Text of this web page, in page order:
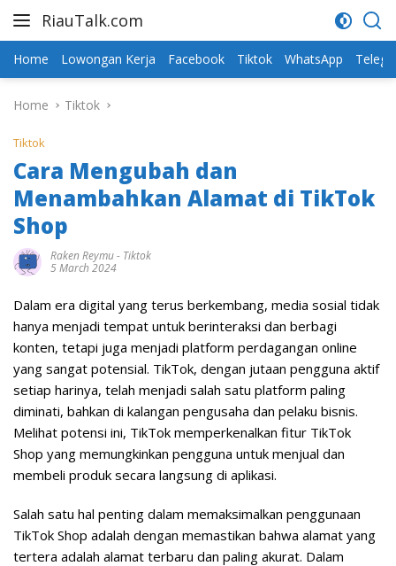
RiauTalk.com
Update
Terkini
Home Lowongan Kerja Facebook Tiktok WhatsApp
Home Tiktok
Tiktok
Cara Mengubah dan
Menambahkan Alamat di TikTok
Shop
Raken Reymu- Tiktok
5 March 2024
Dalam era digital yang terus berkembang, media sosial tidak
hanya menjadi tempat untuk berinteraksi dan berbagi
konten, tetapi juga menjadi platform perdagangan online
yang sangat potensial. TikTok, dengan jutaan pengguna aktif
setiap harinya, telah menjadi salah satu platform paling
diminati, bahkan di kalangan pengusaha dan pelaku bisnis.
Melihat potensi ini, TikTok memperkenalkan fitur TikTok
Shop yang memungkinkan pengguna untuk menjual dan
membeli produk secara langsung di aplikasi.
Salah satu hal penting dalam memaksimalkan penggunaan
TikTok Shop adalah dengan memastikan bahwa alamat yang
tertera adalah alamat terbaru dan paling akurat. Dalam